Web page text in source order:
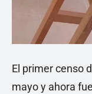
El primer censo
mayo y ahora